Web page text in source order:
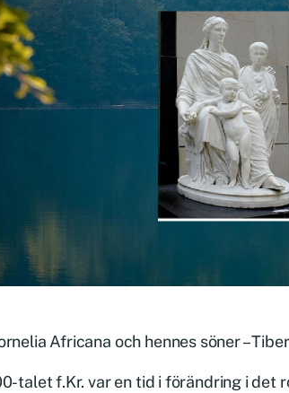
Africana och hennes söner –
talet f.Kr. var en tid i förändring i det